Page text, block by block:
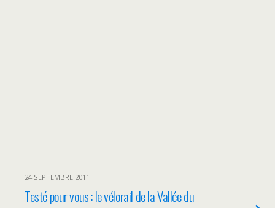
24 SEPTEMBRE 2011
Testé pour vous : le vélorail de la Vallée du